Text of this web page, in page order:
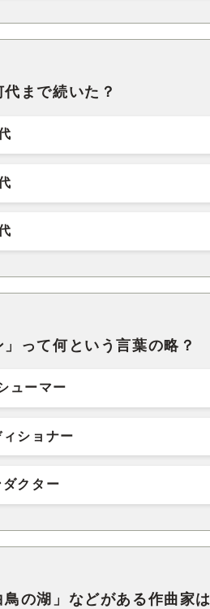
まで続いた？
って何という言葉の略？
ューマー
ショナー
クター
の湖」などがある作曲家は